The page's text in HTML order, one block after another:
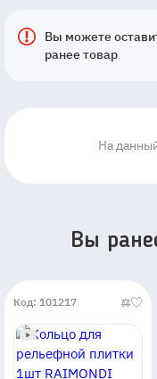
Вы можете
ранее товар
На
Вы
Код: 101217